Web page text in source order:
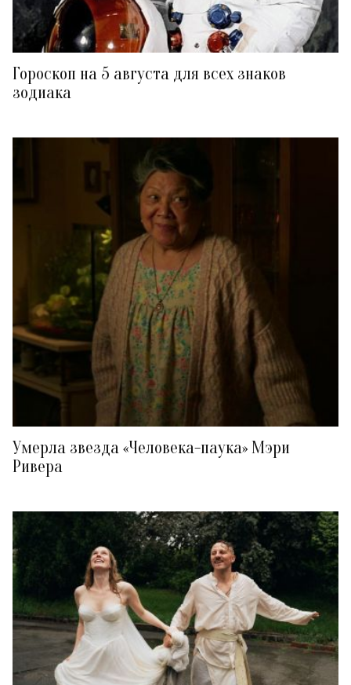
Гороскоп на 5 августа для всех знаков
зодиака
Умерла звезда «Человека-паука» Мэри
Ривера